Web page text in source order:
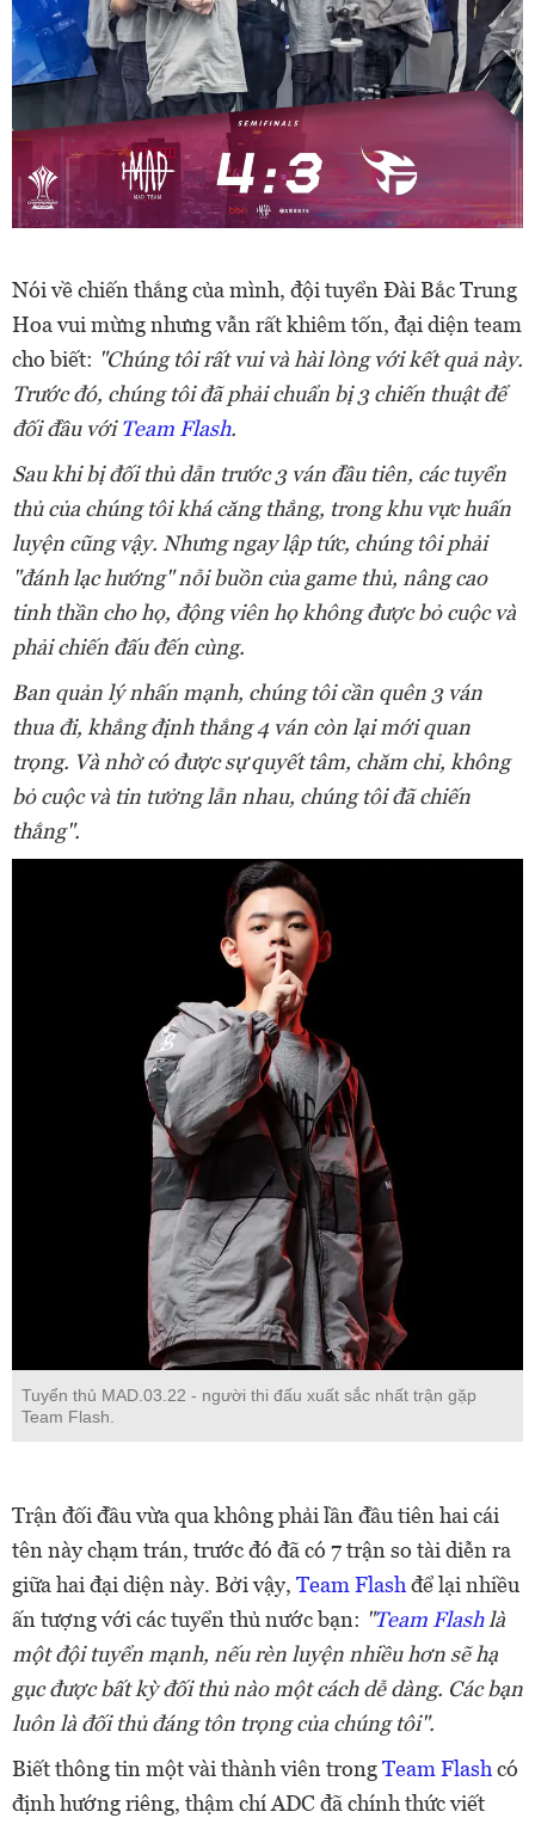
Nói về chiến thắng của mình, đội tuyển Đài Bắc Trung
Hoa vui mừng nhưng vẫn rất khiêm tốn, đại diện team
cho biết: "Chúng tôi rất vui và hài lòng với kết quả này.
Trước đó, chúng tôi đã phải chuẩn bị 3 chiến thuật để
đối đầu vớiTeam Flash.
Sau khi bị đối thủ dẫn trước 3 ván đầu tiên, các tuyển
thủ của chúng tôi khá căng thẳng, trong khu vực huấn
luyện cũng vậy. Nhưng ngay lập tức, chúng tôi phải
"đánh lạc hướng" nỗi buồn của game thủ, nâng cao
tinh thần cho họ, động viên họ không được bỏ cuộc và
phải chiến đấu đến cùng.
Ban quản lý nhấn mạnh, chúng tôi cần quên 3 ván
thua đi, khẳng định thắng 4 ván còn lại mới quan
trọng. Và nhờ có được sự quyết tâm, chăm chỉ, không
bỏ cuộc và tin tưởng lẫn nhau, chúng tôi đã chiến
thắng".
Tuyển thủ MAD.03.22 - người thi đấu xuất sắc nhất trận gặp
Team Flash.
Trận đối đầu vừa qua không phải lần đầu tiên hai cái
tên này chạm trán, trước đó đã có 7 trận so tài diễn ra
giữa hai đại diện này. Bởi vậy, Team Flashđể lại nhiều
ấn tượng với các tuyển thủ nước bạn: "Team Flashlà
một đội tuyển mạnh, nếu rèn luyện nhiều hơn sẽ hạ
gục được bất kỳ đối thủ nào một cách dễ dàng. Các bạn
luôn là đối thủ đáng tôn trọng của chúng tôi".
Biết thông tin một vài thành viên trongTeam Flashcó
định hướng riêng, thậm chí ADC đã chính thức viết